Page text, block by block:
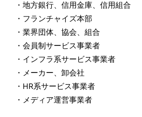
・地方銀行、信用金庫、信用組合
・フランチャイズ本部
・業界団体、協会、組合
・会員制サービス事業者
・インフラ系サービス事業者
・メーカー、卸会社
・HR系サービス事業者
・メディア運営事業者